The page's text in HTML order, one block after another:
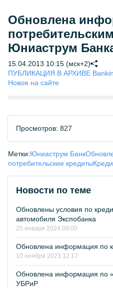
Обновлена
Юниаструм
15.04.2013 10:15 (мск+2)
ПУБЛИКАЦИЯ В АРХИВЕ
Новое на сайте
Просмотров: 827
Метки:Юниаструм Банк
потребительские кредиты
Новости по теме
Обновлены условия по
автомобиля Экспобанка
25 января 2024 09:00
Обновлена информация по
10 ноября 2023 12:17
Обновлена информация по
УБРиР